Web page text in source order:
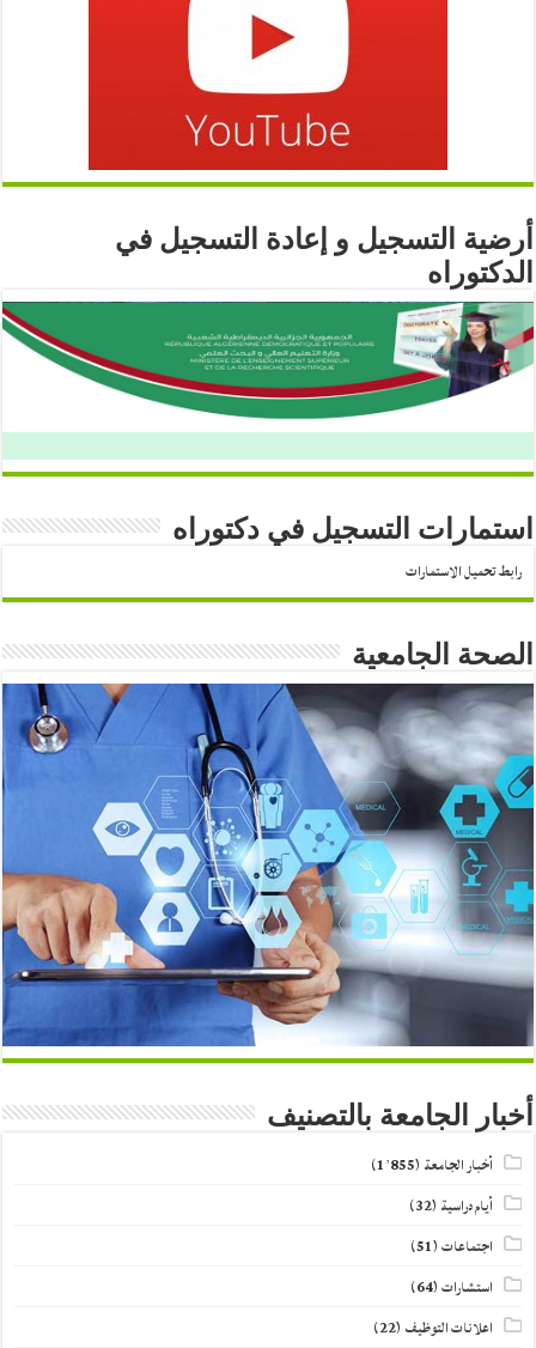
أرضية التسجيل و إعادة التسجيل في
الدكتوراه
استمارات التسجيل في دكتوراه
رابط تحميل الاستمارات
الصحة الجامعية
أخبار الجامعة بالتصنيف
أخبار الجامعة (1٬855)
أيام دراسية (32)
اجتماعات(51)
استشارات(64)
اعلانات التوظيف (22)